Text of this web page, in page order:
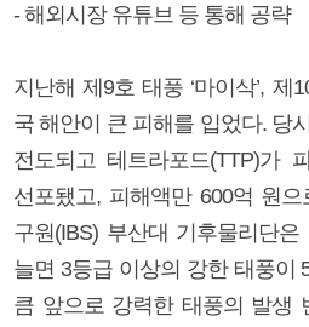
- 해외시장 유튜브 등 통해 공략
지난해 제9호 태풍 ‘마이삭’, 제
국 해안이 큰 피해를 입었다. 당
전도되고 테트라포드(TTP)가
선포됐고, 피해액만 600억 원
구원(IBS) 부산대 기후물리단
늘면 3등급 이상의 강한 태풍이
큼 앞으로 강력한 태풍의 발생